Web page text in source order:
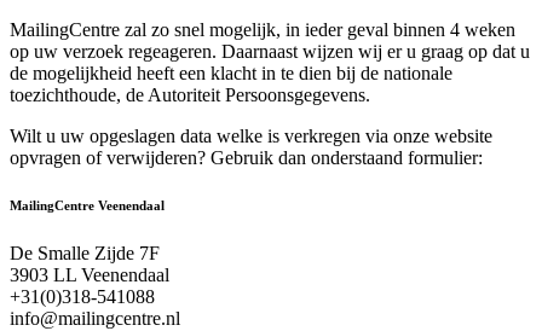
MailingCentre zal zo snel mogelijk, in ieder geval binnen 4 weken
op uw verzoek regeageren. Daarnaast wijzen wij er u graag op dat u
de mogelijkheid heeft een klacht in te dien bij de nationale
toezichthoude, de Autoriteit Persoonsgegevens.
Wilt u uw opgeslagen data welke is verkregen via onze website
opvragen of verwijderen? Gebruik dan onderstaand formulier:
MailingCentre Veenendaal
De Smalle Zijde 7F
3903 LL Veenendaal
+31(0)318-541088
info@mailingcentre.nl